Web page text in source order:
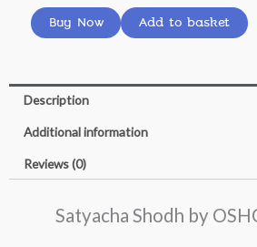
OSHO
Marathi
quantity
Buy Now Add to basket
Description
Additional information
Reviews (0)
Satyacha Shodh by